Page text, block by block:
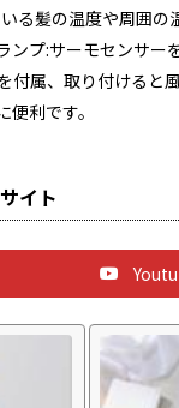
る髪の温度や周囲
ンプ:サーモセンサ
付属、取り付けると
利です。
イト